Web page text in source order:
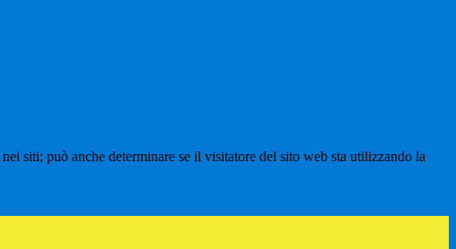
siti; può anche determinare se il visitatore del sito web sta utilizzando la